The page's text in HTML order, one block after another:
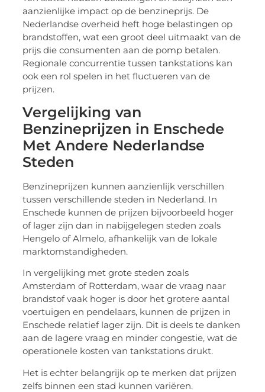
aanzienlijke impact op de benzineprijs. De
Nederlandse overheid heft hoge belastingen op
brandstoffen, wat een groot deel uitmaakt van de
prijs die consumenten aan de pomp betalen.
Regionale concurrentie tussen tankstations kan
ook een rol spelen in het fluctueren van de
prijzen.
Vergelijking van
Benzineprijzen in Enschede
Met Andere Nederlandse
Steden
Benzineprijzen kunnen aanzienlijk verschillen
tussen verschillende steden in Nederland. In
Enschede kunnen de prijzen bijvoorbeeld hoger
of lager zijn dan in nabijgelegen steden zoals
Hengelo of Almelo, afhankelijk van de lokale
marktomstandigheden.
In vergelijking met grote steden zoals
Amsterdam of Rotterdam, waar de vraag naar
brandstof vaak hoger is door het grotere aantal
voertuigen en pendelaars, kunnen de prijzen in
Enschede relatief lager zijn. Dit is deels te danken
aan de lagere vraag en minder congestie, wat de
operationele kosten van tankstations drukt.
Het is echter belangrijk op te merken dat prijzen
zelfs binnen een stad kunnen variëren.